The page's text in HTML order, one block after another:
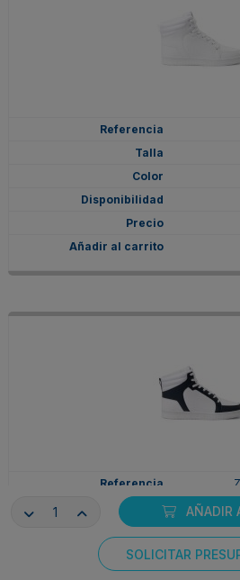
AÑADIR
SOLICITAR
Consentimiento de cookies